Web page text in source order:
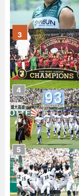
3
4
5